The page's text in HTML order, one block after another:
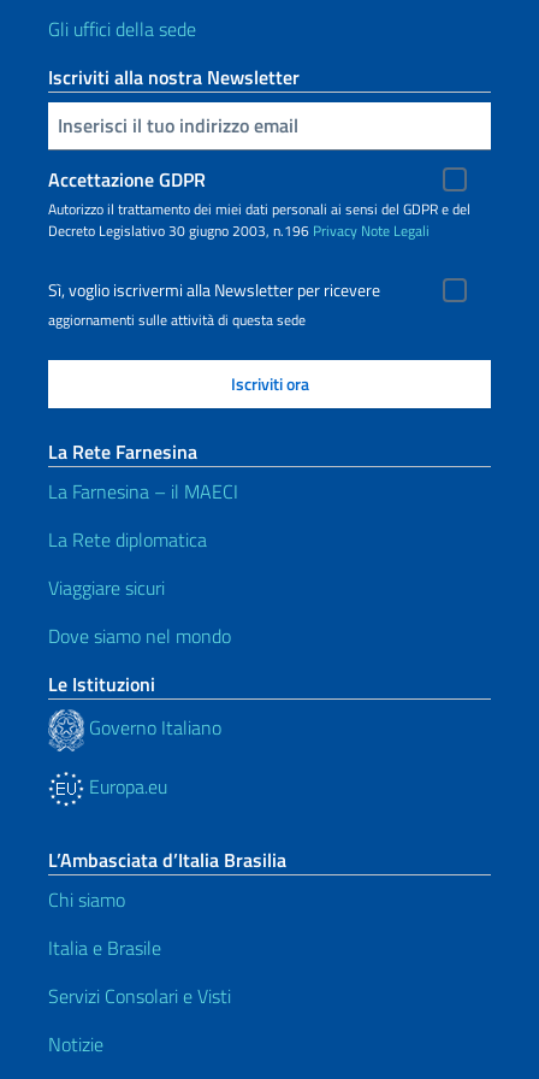
Gli uffici della sede
Iscriviti alla nostra Newsletter
Inserisci la tua email
Accettazione GDPR
Autorizzo il trattamento dei miei dati personali ai sensi del GDPR e del
Decreto Legislativo 30 giugno 2003, n.196 Privacy Note Legali
Sì, voglio iscrivermi alla Newsletter per ricevere
aggiornamenti sulle attività di questa sede
La Rete Farnesina
La Farnesina – il MAECI
La Rete diplomatica
Viaggiare sicuri
Dove siamo nel mondo
Le Istituzioni
Governo Italiano
Europa.eu
L’Ambasciata d’Italia Brasilia
Chi siamo
Italia e Brasile
Servizi Consolari e Visti
Notizie